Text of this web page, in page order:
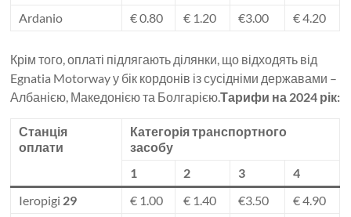
Ardanio
€ 0.80 € 1.20 €3.00 € 4.20
Крім того, оплаті підлягають ділянки, що відходять від
Egnatia Motorway у бік кордонів із сусідніми державами –
Албанією, Македонією та Болгарією.Тарифи на 2024 рік:
Станція
оплати
Категорія транспортного
засобу
1
2 3
4
Ieropigi 29 € 1.00 € 1.40 €3.50
€ 4.90